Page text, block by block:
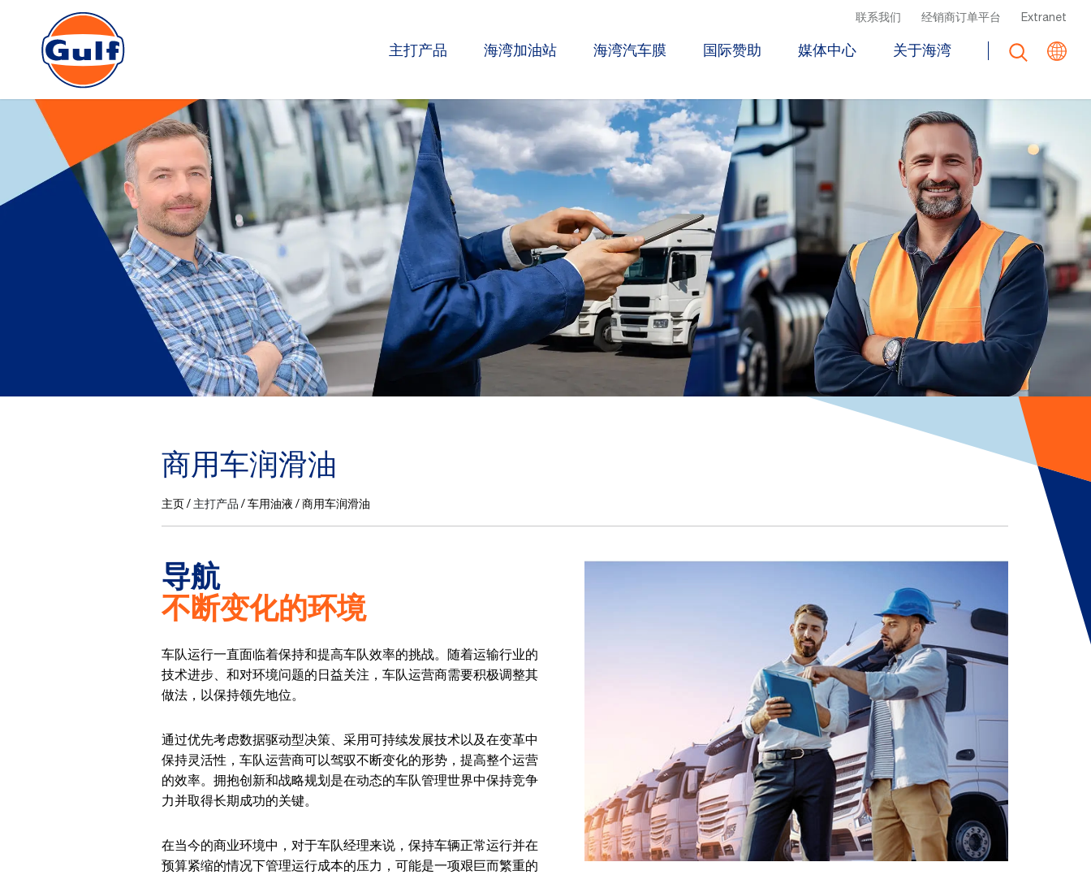
Top Header Menu
联系我们 经销商订单平台 Extranet
主打产品 海湾加油站 海湾汽车膜 国际赞助 媒体中心 关于海湾
商用车润滑油
主页 主打产品 车用油液 商用车润滑油
导航
不断变化的环境
车队运行一直面临着保持和提高车队效率的挑战。随着运输行业的
技术进步、和对环境问题的日益关注，车队运营商需要积极调整其
做法，以保持领先地位。
通过优先考虑数据驱动型决策、采用可持续发展技术以及在变革中
保持灵活性，车队运营商可以驾驭不断变化的形势，提高整个运营
的效率。拥抱创新和战略规划是在动态的车队管理世界中保持竞争
力并取得长期成功的关键。
在当今的商业环境中，对于车队经理来说，保持车辆正常运行并在
预算紧缩的情况下管理运行成本的压力，可能是一项艰巨而繁重的